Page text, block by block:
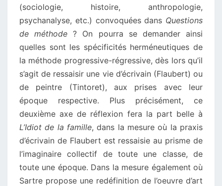
(sociologie, histoire, anthropologie,
psychanalyse, etc.) convoquées dans Questions
de méthode ? On pourra se demander ainsi
quelles sont les spécificités herméneutiques de
la méthode progressive-régressive, dès lors qu’il
s’agit de ressaisir une vie d’écrivain (Flaubert) ou
de peintre (Tintoret), aux prises avec leur
époque respective. Plus précisément, ce
deuxième axe de réflexion fera la part belle à
L’Idiot de la famille, dans la mesure où la praxis
d’écrivain de Flaubert est ressaisie au prisme de
l’imaginaire collectif de toute une classe, de
toute une époque. Dans la mesure également où
Sartre propose une redéfinition de l’oeuvre d’art